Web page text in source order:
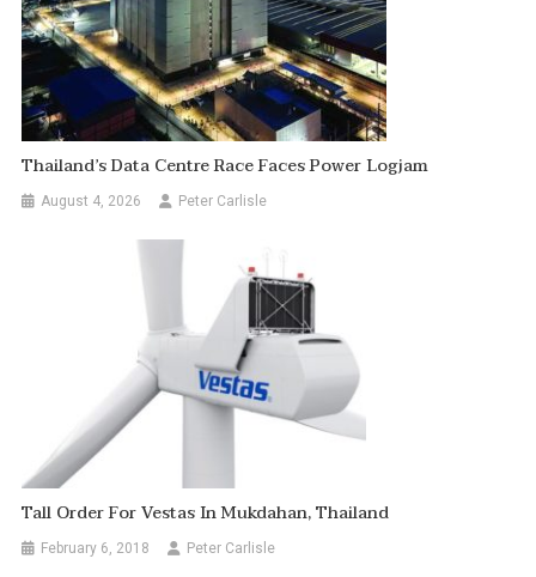
Thailand’s Data Centre Race Faces Power Logjam
August 4, 2026 Peter Carlisle
Tall Order For Vestas In Mukdahan, Thailand
February 6, 2018 Peter Carlisle